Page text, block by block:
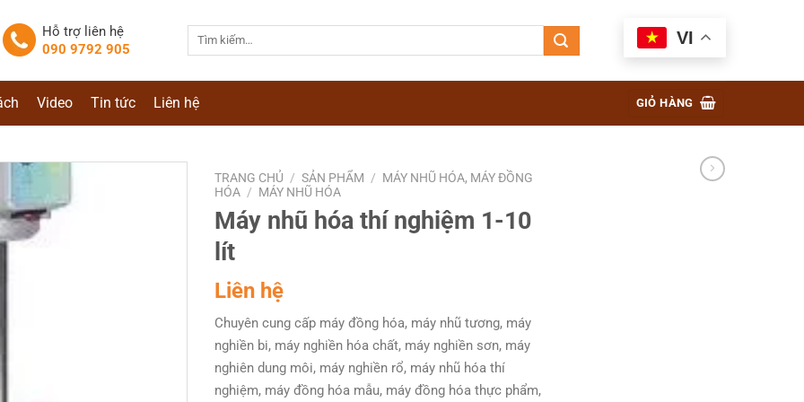
Hỗ trợ liên hệ
090 9792 905
VI
Video Tin tức Liên hệ GIỎ HÀNG
TRANG CHỦ / SẢN PHẨM / MÁY NHŨ HÓA, MÁY ĐỒNG
HÓA / MÁY NHŨ HÓA
Máy nhũ hóa thí nghiệm 1-10
lít
Liên hệ
Chuyên cung cấp máy đồng hóa, máy nhũ tương, máy
nghiền bi, máy nghiền hóa chất, máy nghiền sơn, máy
nghiên dung môi, máy nghiền rổ, máy nhũ hóa thí
nghiệm, máy đồng hóa mẫu, máy đồng hóa thực phẩm,